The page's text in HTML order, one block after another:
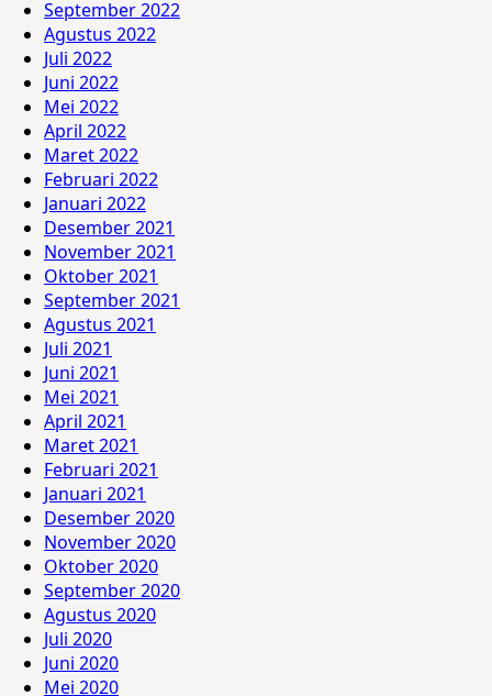
September 2022
Agustus 2022
Juli 2022
Juni 2022
Mei 2022
April 2022
Maret 2022
Februari 2022
Januari 2022
Desember 2021
November 2021
Oktober 2021
September 2021
Agustus 2021
Juli 2021
Juni 2021
Mei 2021
April 2021
Maret 2021
Februari 2021
Januari 2021
Desember 2020
November 2020
Oktober 2020
September 2020
Agustus 2020
Juli 2020
Juni 2020
Mei 2020